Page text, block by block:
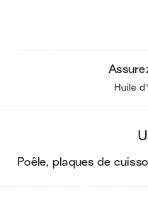
Huile
poêle, plaques de